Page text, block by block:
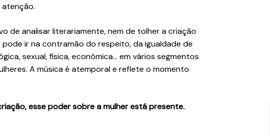
de analisar literariamente, nem de tolher a criação
ir na contramão do respeito, da igualdade de
sexual, física, econômica… em vários segmentos
A música é atemporal e reflete o momento
esse poder sobre a mulher está presente.